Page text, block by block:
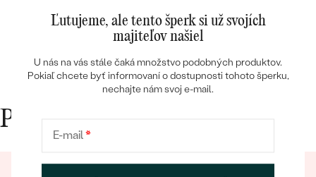
Bestsellery
OBJAVIŤ
Prečo nakupovať v Eppi
Ľutujeme, ale tento šperk si už svojích
majiteľov našiel
U nás na vás stále čaká množstvo podobných produktov.
Pokiaľ chcete byť informovaní o dostupnosti tohoto šperku,
nechajte nám svoj e-mail.
E-mail*